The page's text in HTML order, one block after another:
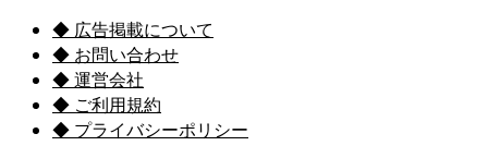
◆ 広告掲載について
◆ お問い合わせ
◆ 運営会社
◆ ご利用規約
◆ プライバシーポリシー